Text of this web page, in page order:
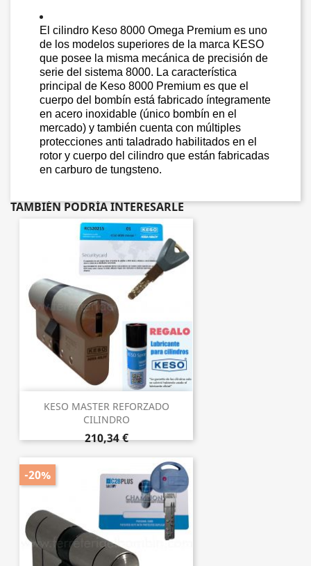
El cilindro Keso 8000 Omega Premium es uno
de los modelos superiores de la marca KESO
que posee la misma mecánica de precisión de
serie del sistema 8000. La característica
principal de Keso 8000 Premium es que el
cuerpo del bombín está fabricado íntegramente
en acero inoxidable (único bombín en el
mercado) y también cuenta con múltiples
protecciones anti taladrado habilitados en el
rotor y cuerpo del cilindro que están fabricadas
en carburo de tungsteno.
TAMBIÉN PODRÍA INTERESARLE
KESO MASTER REFORZADO
CILINDRO
210,34 €
-20%